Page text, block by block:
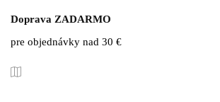
Doprava ZADARMO
pre objednávky nad 30 €